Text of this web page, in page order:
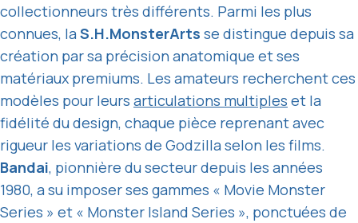
collectionneurs très différents. Parmi les plus
connues, laS.H.MonsterArts se distingue depuis sa
création par sa précision anatomique et ses
matériaux premiums. Les amateurs recherchent ces
modèles pour leurs articulations multiples et la
fidélité du design, chaque pièce reprenant avec
rigueur les variations de Godzilla selon les films.
Bandai, pionnière du secteur depuis les années
1980, a su imposer ses gammes « Movie Monster
Series » et « Monster Island Series », ponctuées de